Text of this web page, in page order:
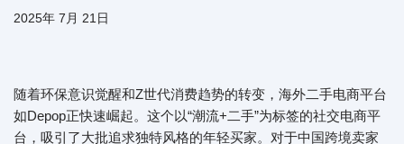
2025年 7月 21日
随着环保意识觉醒和Z世代消费趋势的转变，海外二手电商平台
如Depop正快速崛起。这个以“潮流+二手”为标签的社交电商平
台，吸引了大批追求独特风格的年轻买家。对于中国跨境卖家